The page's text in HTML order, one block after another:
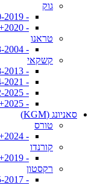
גוק
- 2010-2019
- 2020+
טראנו
- 1993-2004
קשקאי
- 2008-2013
- 2014-2021
- 2022-2025
- 2025+
סאניונג (KGM)
טורס
- 2024+
קורנדו
- 2019+
רקסטון
- 2005-2017